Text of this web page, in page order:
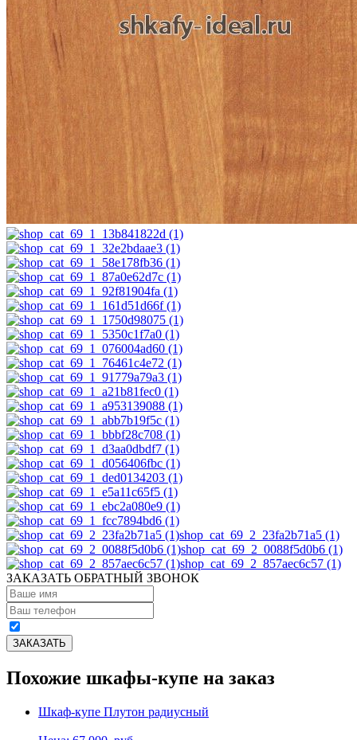
shop_cat_69_2_23fa2b71a5 (1)
shop_cat_69_2_0088f5d0b6 (1)
shop_cat_69_2_857aec6c57 (1)
ЗАКАЗАТЬ ОБРАТНЫЙ ЗВОНОК
Похожие шкафы-купе на заказ
Шкаф-купе Плутон радиусный